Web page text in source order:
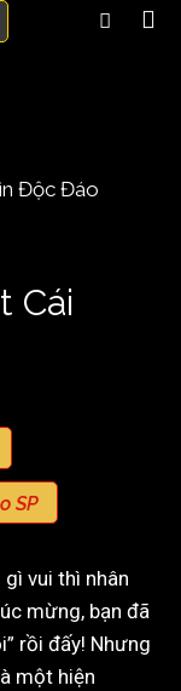
Cái
SP
gì vui thì nhân
mừng, bạn đã
rồi đấy! Nhưng
một hiện